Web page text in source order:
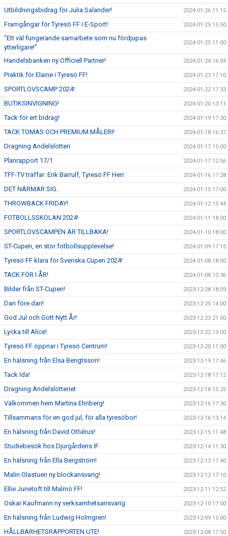
Utbildningsbidrag för Julia Salander! 2024-01-26 11:15
Framgångar för Tyresö FF i E-Sport! 2024-01-25 15:50
"Ett väl fungerande samarbete som nu fördjupas
ytterligare!"
2024-01-25 11:00
Handelsbanken ny Officiell Partner! 2024-01-24 16:04
Praktik för Elaine i Tyresö FF! 2024-01-23 17:10
SPORTLOVSCAMP 2024! 2024-01-22 17:33
BUTIKSINVIGNING! 2024-01-20 13:11
Tack för ert bidrag! 2024-01-19 17:30
TACK TOMAS OCH PREMIUM MÅLERI! 2024-01-18 16:37
Dragning Andelslotteri 2024-01-17 15:00
Planrapport 17/1 2024-01-17 12:56
TFF-TV träffar: Erik Barrulf, Tyresö FF Herr 2024-01-16 17:28
DET NÄRMAR SIG.. 2024-01-15 17:00
THROWBACK FRIDAY! 2024-01-12 15:44
FOTBOLLSSKOLAN 2024! 2024-01-11 18:00
SPORTLOVSCAMPEN ÄR TILLBAKA! 2024-01-10 18:00
ST-Cupen, en stor fotbollsupplevelse! 2024-01-09 17:15
Tyresö FF klara för Svenska Cupen 2024! 2024-01-08 18:00
TACK FÖR I ÅR! 2024-01-08 10:36
Bilder från ST-Cupen! 2023-12-28 18:09
Dan före dan! 2023-12-25 14:00
God Jul och Gott Nytt År! 2023-12-23 21:00
Lycka till Alice! 2023-12-22 13:00
Tyresö FF öppnar i Tyresö Centrum! 2023-12-20 11:00
En hälsning från Elsa Bengtsson! 2023-12-19 17:46
Tack Ida! 2023-12-18 17:12
Dragning Andelslotteriet 2023-12-18 15:25
Välkommen hem Martina Ehnberg! 2023-12-16 17:30
Tillsammans för en god jul, för alla tyresöbor! 2023-12-16 13:14
En hälsning från David Othérus! 2023-12-15 11:48
Studiebesök hos Djurgårdens IF 2023-12-14 11:30
En hälsning från Ella Bergström! 2023-12-13 17:40
Malin Olastuen ny blockansvarig! 2023-12-12 17:10
Ellie Junetoft till Malmö FF! 2023-12-11 12:52
Oskar Kaufmann ny verksamhetsansvarig 2023-12-10 17:00
En hälsning från Ludwig Holmgren! 2023-12-09 15:00
HÅLLBARHETSRAPPORTEN UTE! 2023-12-08 17:50